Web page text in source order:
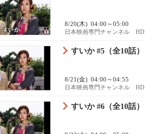
8/20(木) 04:00～05:00
日本映画専門チャンネル HD
すいか #5（全10話）
8/21(金) 04:00～04:55
日本映画専門チャンネル HD
すいか #6（全10話）